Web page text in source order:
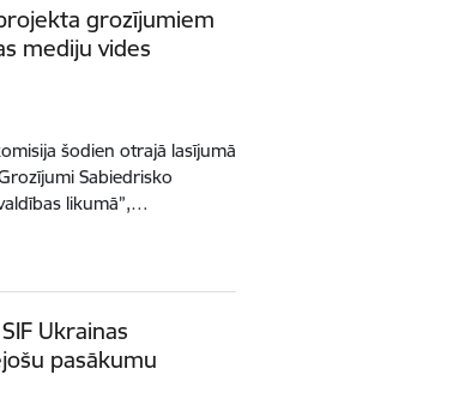
grozījumiem
mediju vides
šodien otrajā lasījumā
Sabiedrisko
likumā”,…
Ukrainas
pasākumu